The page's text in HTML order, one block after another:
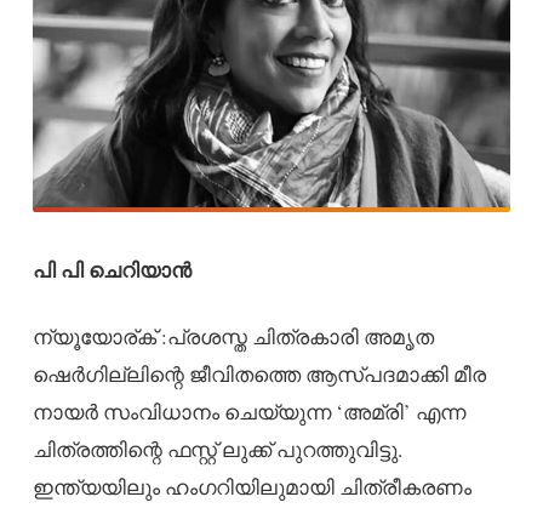
പി പി ചെറിയാൻ
ന്യൂയോര്ക് :പ്രശസ്ത ചിത്രകാരി അമൃത
ഷെർഗില്ലിന്റെ ജീവിതത്തെ ആസ്പദമാക്കി മീര
നായർ സംവിധാനം ചെയ്യുന്ന ‘അമ്രി’ എന്ന
ചിത്രത്തിന്റെ ഫസ്റ്റ് ലുക്ക് പുറത്തുവിട്ടു.
ഇന്ത്യയിലും ഹംഗറിയിലുമായി ചിത്രീകരണം